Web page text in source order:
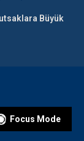
Büyük
Focus Mode